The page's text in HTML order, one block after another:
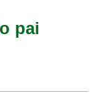
pai